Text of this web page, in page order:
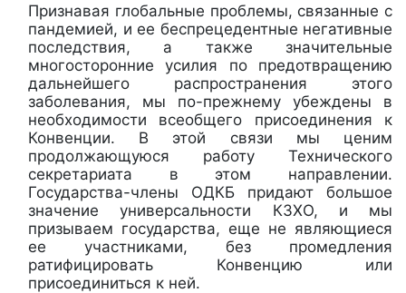
Признавая глобальные проблемы, связанные с
пандемией, и ее беспрецедентные негативные
последствия, а также значительные
многосторонние усилия по предотвращению
дальнейшего распространения этого
заболевания, мы по-прежнему убеждены в
необходимости всеобщего присоединения к
Конвенции. В этой связи мы ценим
продолжающуюся работу Технического
секретариата в этом направлении.
Государства-члены ОДКБ придают большое
значение универсальности КЗХО, и мы
призываем государства, еще не являющиеся
ее участниками, без промедления
ратифицировать Конвенцию или
присоединиться к ней.